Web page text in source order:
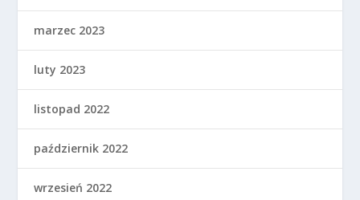
marzec 2023
luty 2023
listopad 2022
październik 2022
wrzesień 2022